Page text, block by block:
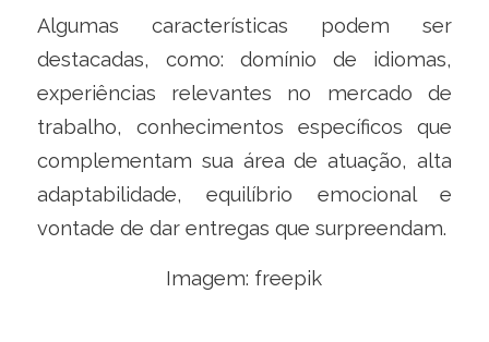
Algumas características podem ser
destacadas, como: domínio de idiomas,
experiências relevantes no mercado de
trabalho, conhecimentos específicos que
complementam sua área de atuação, alta
adaptabilidade, equilíbrio emocional e
vontade de dar entregas que surpreendam.
Imagem: freepik